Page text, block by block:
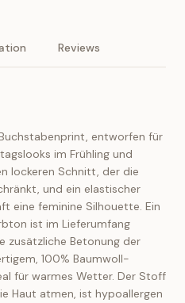
Reviews
entworfen für
im Frühling und
lockeren Schnitt, der die
und ein elastischer
eine feminine Silhouette. Ein
ist im Lieferumfang
zusätzliche Betonung der
100% Baumwoll-
für warmes Wetter. Der Stoff
Haut atmen, ist hypoallergen